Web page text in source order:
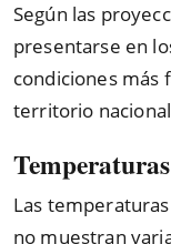
Según las
presentarse en
condiciones más
territorio
Las
no muestran